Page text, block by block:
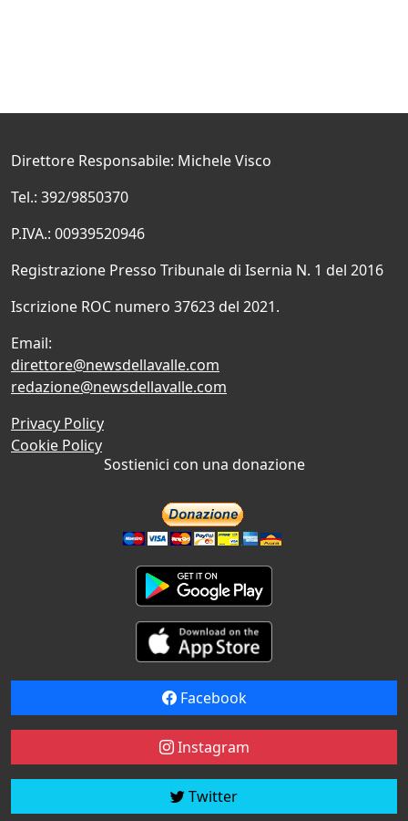
Direttore Responsabile: Michele Visco
Tel.: 392/9850370
P.IVA.: 00939520946
Registrazione Presso Tribunale di Isernia N. 1 del 2016
Iscrizione ROC numero 37623 del 2021.
Email:
direttore@newsdellavalle.com
redazione@newsdellavalle.com
Privacy Policy
Cookie Policy
Sostienici con una donazione
Facebook
Instagram
Twitter